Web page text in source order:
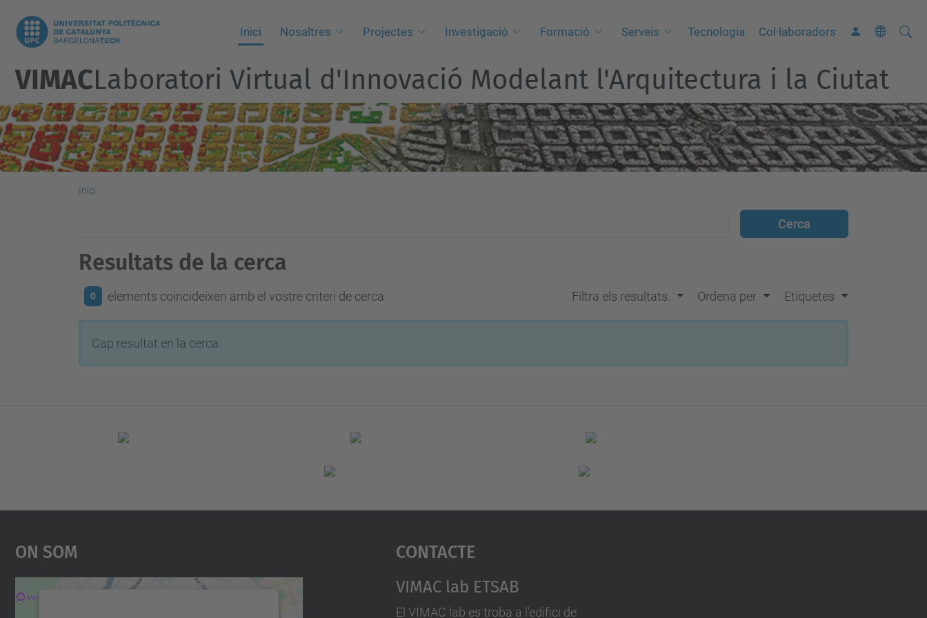
Inici Nosaltres Projectes Investigació Formació Serveis Tecnologia Col·laboradors Cerca
C
a
a
v
a
VIMACLaboratori Virtual d'Innovació Modelant l'Arquitectura i la Ciutat
Inici
Resultats de la cerca
0 elements coincideixen amb el vostre criteri de cerca Filtra els resultats. Ordena per Etiquetes
Cap resultat en la cerca.
On Som Contacte
VIMAC lab ETSAB
El VIMAC lab es troba a l'edifici de